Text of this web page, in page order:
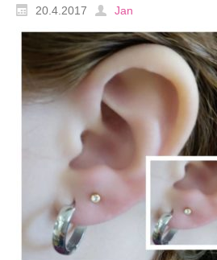
20.4.2017 Jan